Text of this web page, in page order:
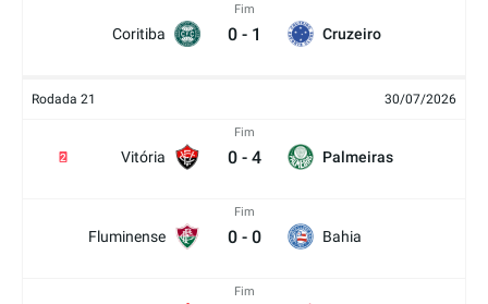
Coritiba
Fim
0 - 1 Cruzeiro
Rodada 21 30/07/2026
Vitória
2
Fim
0 - 4 Palmeiras
Fluminense
Fim
0 - 0 Bahia
Fim